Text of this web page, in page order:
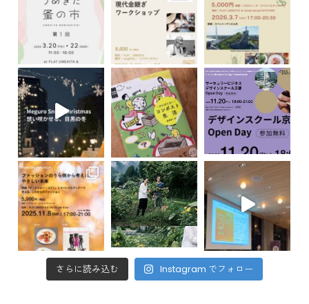
さらに読み込む Instagram でフォロー